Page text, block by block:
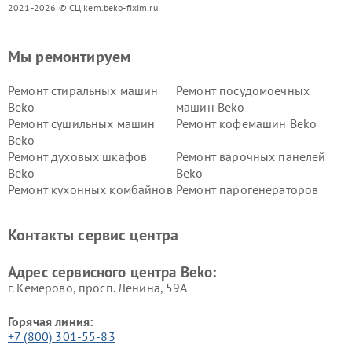
2021-2026 © СЦ kem.beko-fixim.ru
Мы ремонтируем
Ремонт стиральных машин
Beko
Ремонт посудомоечных
машин Beko
Ремонт сушильных машин
Beko
Ремонт кофемашин Beko
Ремонт духовых шкафов
Beko
Ремонт варочных панелей
Beko
Ремонт кухонных комбайнов Ремонт парогенераторов
Ремонт холодильников Beko Ремонт морозильных камер
Контакты сервис центра
Адрес сервисного центра Beko:
г. Кемерово, просп. Ленина, 59А
Горячая линия:
+7 (800) 301-55-83